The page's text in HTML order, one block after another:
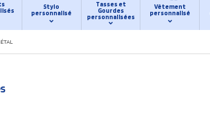
Stylo
personnalisé
Tasses et
Gourdes
personnalisées
Vêtement
personnalisé